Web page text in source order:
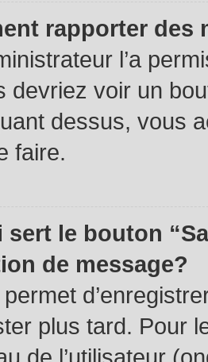
rapporter des
l’a
devriez voir un
dessus, vous
faire.
sert le bouton
de message?
plus tard. Pour